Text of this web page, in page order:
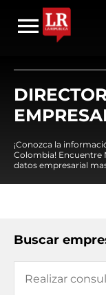
¡Conozca la
Colombia! Encuentre
datos empresarial
Buscar